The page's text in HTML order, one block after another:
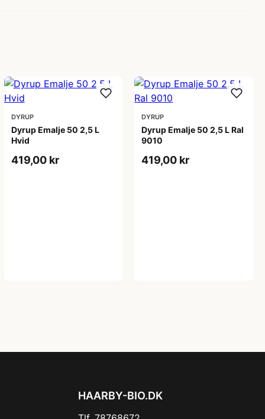
DYRUP
Dyrup Emalje 50 2,5 L
Hvid
419,00 kr
DYRUP
Dyrup Emalje 50 2,5 L Ral
9010
419,00 kr
HAARBY-BIO.DK